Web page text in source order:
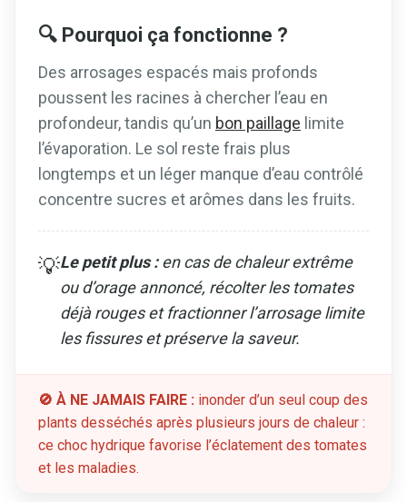
🔍 Pourquoi ça fonctionne ?
Des arrosages espacés mais profonds
poussent les racines à chercher l’eau en
profondeur, tandis qu’un bon paillage limite
l’évaporation. Le sol reste frais plus
longtemps et un léger manque d’eau contrôlé
concentre sucres et arômes dans les fruits.
💡Le petit plus :en cas de chaleur extrême
ou d’orage annoncé, récolter les tomates
déjà rouges et fractionner l’arrosage limite
les fissures et préserve la saveur.
🚫 À NE JAMAIS FAIRE : inonder d’un seul coup des
plants desséchés après plusieurs jours de chaleur :
ce choc hydrique favorise l’éclatement des tomates
et les maladies.